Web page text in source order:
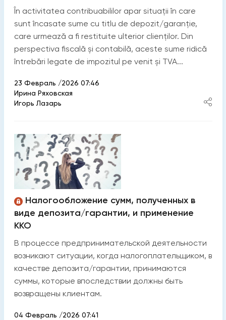
În activitatea contribuabililor apar situații în care
sunt încasate sume cu titlu de depozit/garanție,
care urmează a fi restituite ulterior clienților. Din
perspectiva fiscală și contabilă, aceste sume ridică
întrebări legate de impozitul pe venit și TVA...
23 Февраль /2026 07:46
Ирина Ряховская
Игорь Лазарь
Налогообложение сумм, полученных в
виде депозита/гарантии, и применение
ККО
В процессе предпринимательской деятельности
возникают ситуации, когда налогоплательщиком, в
качестве депозита/гарантии, принимаются
суммы, которые впоследствии должны быть
возвращены клиентам.
04 Февраль /2026 07:41